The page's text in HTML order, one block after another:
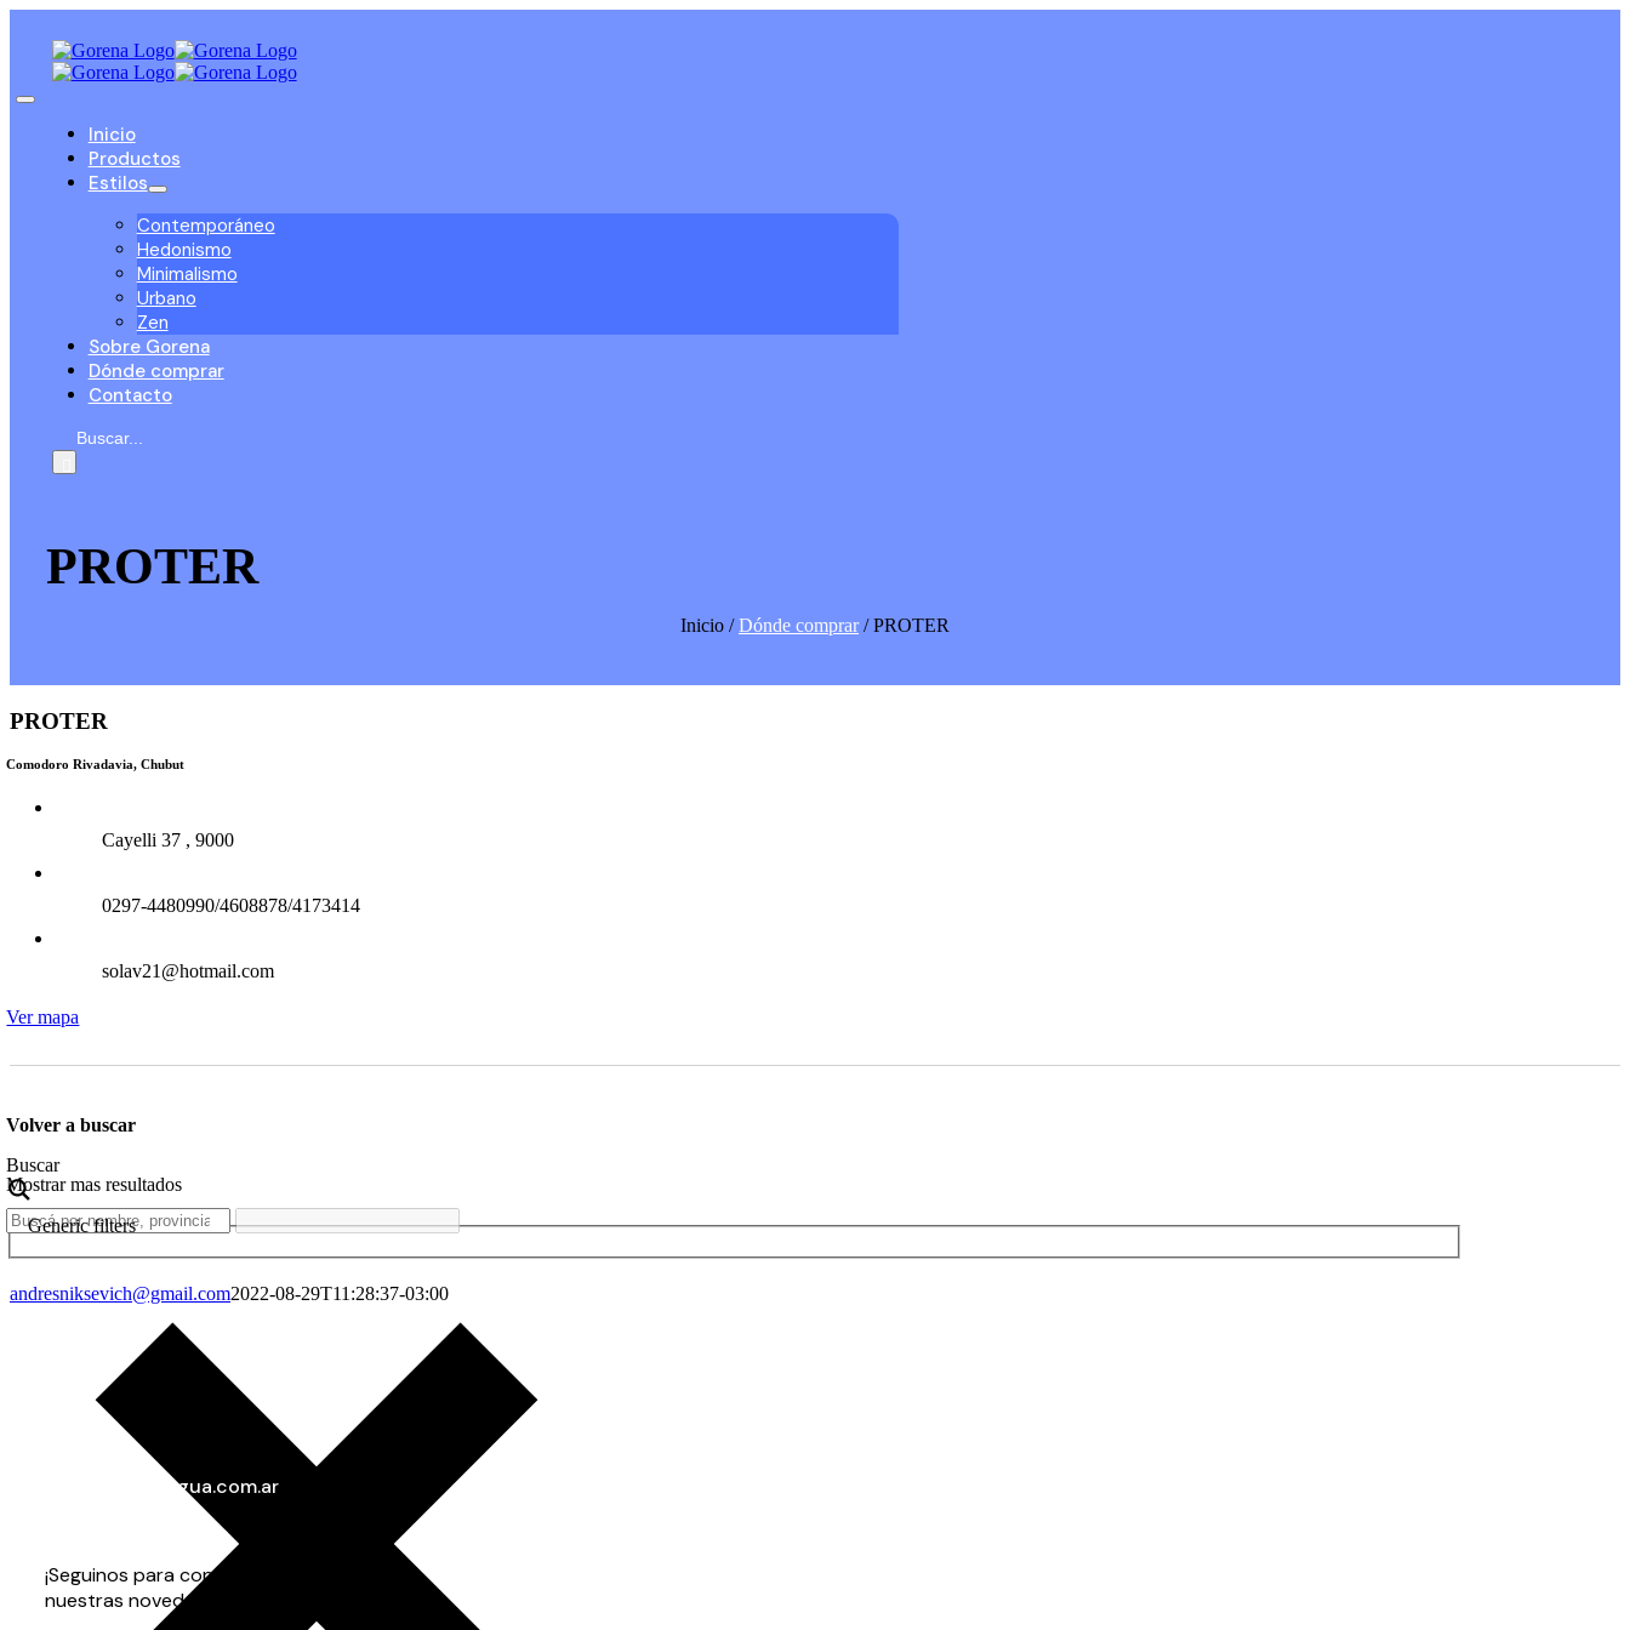
contenido
Toggle
NavigationInicio
Productos
Estilos
Contemporáneo
Hedonismo
Minimalismo
Urbano
Zen
Sobre Gorena
Dónde comprar
Contacto
Buscar:
PROTER
Inicio /Dónde comprar/ PROTER
PROTER
Comodoro Rivadavia, Chubut
Cayelli 37 , 9000
0297-4480990/4608878/4173414
solav21@hotmail.com
Ver mapa
Volver a buscar
Buscar
Mostrar mas resultados
Generic filters
andresniksevich@gmail.com2022-08-29T11:28:37-03:00
info@gorenaagua.com.ar
+54 11 4282-3535
+54 9 11 3703-7873
¡Seguinos para conocer todas
nuestras novedades!